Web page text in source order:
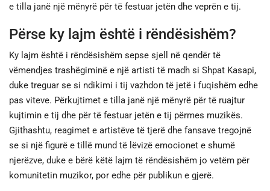
e tilla janë një mënyrë për të festuar jetën dhe veprën e tij.
Përse ky lajm është i rëndësishëm?
Ky lajm është i rëndësishëm sepse sjell në qendër të
vëmendjes trashëgiminë e një artisti të madh si Shpat Kasapi,
duke treguar se si ndikimi i tij vazhdon të jetë i fuqishëm edhe
pas viteve. Përkujtimet e tilla janë një mënyrë për të ruajtur
kujtimin e tij dhe për të festuar jetën e tij përmes muzikës.
Gjithashtu, reagimet e artistëve të tjerë dhe fansave tregojnë
se si një figurë e tillë mund të lëvizë emocionet e shumë
njerëzve, duke e bërë këtë lajm të rëndësishëm jo vetëm për
komunitetin muzikor, por edhe për publikun e gjerë.